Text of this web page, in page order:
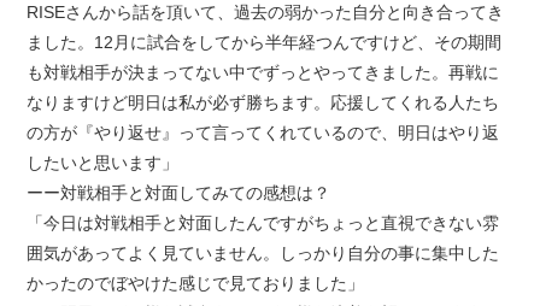
RISEさんから話を頂いて、過去の弱かった自分と向き合ってき
ました。12月に試合をしてから半年経つんですけど、その期間
も対戦相手が決まってない中でずっとやってきました。再戦に
なりますけど明日は私が必ず勝ちます。応援してくれる人たち
の方が『やり返せ』って言ってくれているので、明日はやり返
したいと思います」
ーー対戦相手と対面してみての感想は？
「今日は対戦相手と対面したんですがちょっと直視できない雰
囲気があってよく見ていません。しっかり自分の事に集中した
かったのでぼやけた感じで見ておりました」